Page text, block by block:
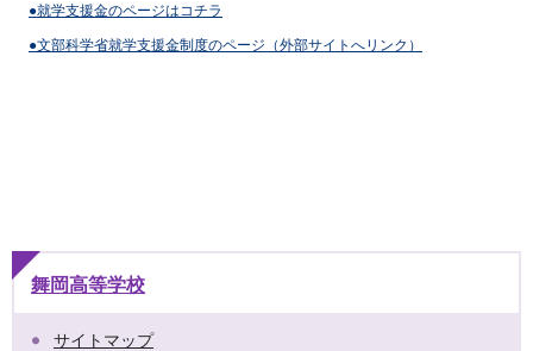
●就学支援金のページはコチラ
●文部科学省就学支援金制度のページ（外部サイトへリンク）
舞岡高等学校
サイトマップ